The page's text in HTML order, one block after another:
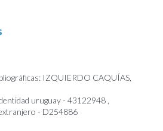
IZQUIERDO CAQUÍAS,
uruguay - 43122948 ,
- D254886